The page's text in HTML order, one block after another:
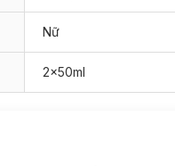
hè với nốt hương hoa cỏ
Nữ
2x50ml